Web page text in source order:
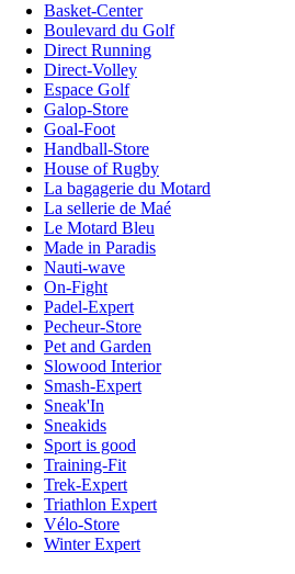
Basket-Center
Boulevard du Golf
Direct Running
Direct-Volley
Espace Golf
Galop-Store
Goal-Foot
Handball-Store
House of Rugby
La bagagerie du Motard
La sellerie de Maé
Le Motard Bleu
Made in Paradis
Nauti-wave
On-Fight
Padel-Expert
Pecheur-Store
Pet and Garden
Slowood Interior
Smash-Expert
Sneak'In
Sneakids
Sport is good
Training-Fit
Trek-Expert
Triathlon Expert
Vélo-Store
Winter Expert